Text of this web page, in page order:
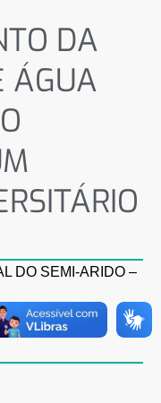
DA
ÁGUA
DO SEMI-ARIDO –